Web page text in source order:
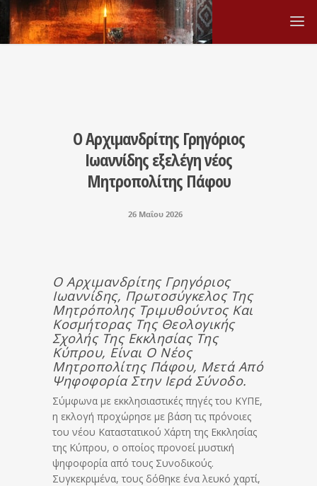
Ο Αρχιμανδρίτης Γρηγόριος
Ιωαννίδης εξελέγη νέος
Μητροπολίτης Πάφου
26 Μαΐου 2026
Ο Αρχιμανδρίτης Γρηγόριος
Ιωαννίδης, Πρωτοσύγκελος Της
Μητρόπολης Τριμυθούντος Και
Κοσμήτορας Της Θεολογικής
Σχολής Της Εκκλησίας Της
Κύπρου, Είναι Ο Νέος
Μητροπολίτης Πάφου, Μετά Από
Ψηφοφορία Στην Ιερά Σύνοδο.
Σύμφωνα με εκκλησιαστικές πηγές του ΚΥΠΕ,
η εκλογή προχώρησε με βάση τις πρόνοιες
του νέου Καταστατικού Χάρτη της Εκκλησίας
της Κύπρου, ο οποίος προνοεί μυστική
ψηφοφορία από τους Συνοδικούς.
Συγκεκριμένα, τους δόθηκε ένα λευκό χαρτί,